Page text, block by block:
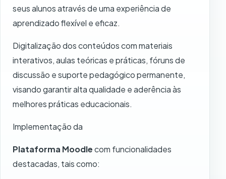
seus alunos através de uma experiência de
aprendizado flexível e eficaz.
Digitalização dos conteúdos com materiais
interativos, aulas teóricas e práticas, fóruns de
discussão e suporte pedagógico permanente,
visando garantir alta qualidade e aderência às
melhores práticas educacionais.
Implementação da
Plataforma Moodlecom funcionalidades
destacadas, tais como: